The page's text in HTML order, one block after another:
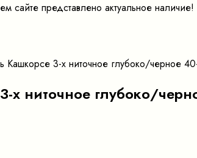
сайте представлено актуальное наличие!
Кашкорсе 3-х ниточное глубоко/черное
х ниточное глубоко/